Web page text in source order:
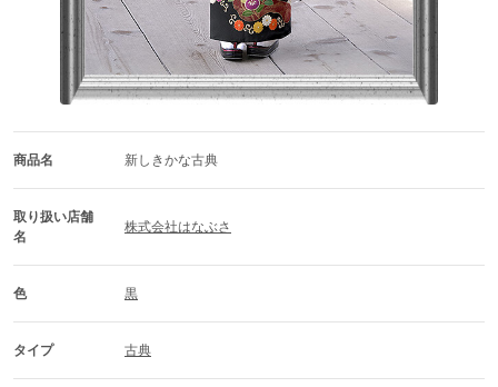
商品名 新しきかな古典
取り扱い店舗
名
株式会社はなぶさ
色 黒
タイプ 古典